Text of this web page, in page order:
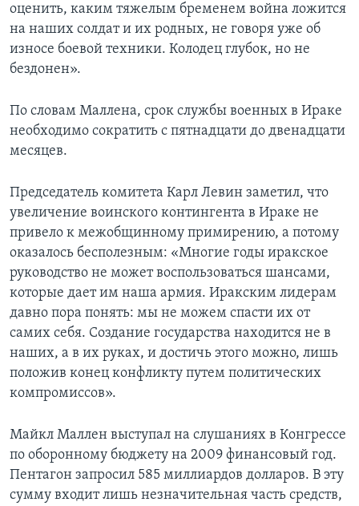
оценить, каким тяжелым бременем война ложится
на наших солдат и их родных, не говоря уже об
износе боевой техники. Колодец глубок, но не
бездонен».
По словам Маллена, срок службы военных в Ираке
необходимо сократить с пятнадцати до двенадцати
месяцев.
Председатель комитета Карл Левин заметил, что
увеличение воинского контингента в Ираке не
привело к межобщинному примирению, а потому
оказалось бесполезным: «Многие годы иракское
руководство не может воспользоваться шансами,
которые дает им наша армия. Иракским лидерам
давно пора понять: мы не можем спасти их от
самих себя. Создание государства находится не в
наших, а в их руках, и достичь этого можно, лишь
положив конец конфликту путем политических
компромиссов».
Майкл Маллен выступал на слушаниях в Конгрессе
по оборонному бюджету на 2009 финансовый год.
Пентагон запросил 585 миллиардов долларов. В эту
сумму входит лишь незначительная часть средств,